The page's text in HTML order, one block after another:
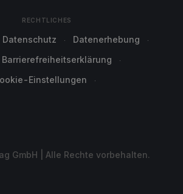
RECHTLICHES
Datenschutz
Datenerhebung
Barrierefreiheitserklärung
Einstellungen
GmbH | Alle Rechte vorbehalten.